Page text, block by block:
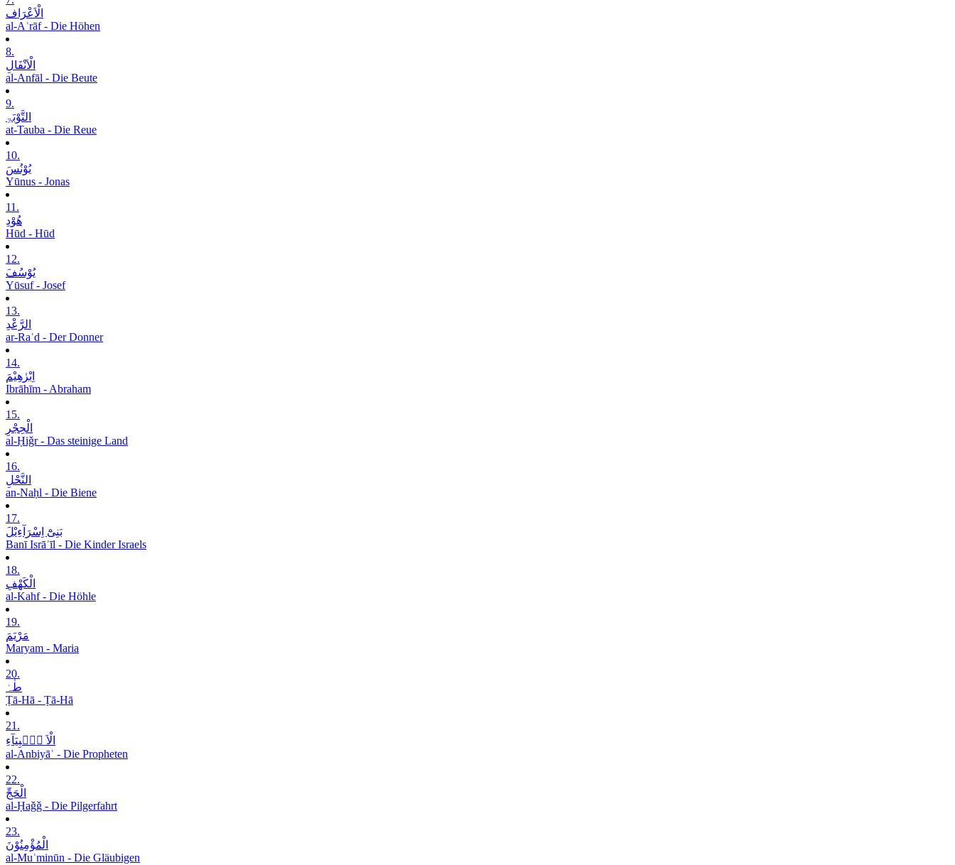
الْاَعْرَاف
al-Aʿrāf - Die Höhen
8.
الْاَنْفَالِ
al-Anfāl - Die Beute
9.
التَّوْبَۃِ
at-Tauba - Die Reue
10.
یُوْنُسَ
Yūnus - Jonas
11.
ھُوْدِ
Hūd - Hūd
12.
یُوْسُفَ
Yūsuf - Josef
13.
الرَّعْدِ
ar-Raʿd - Der Donner
14.
اِبْرٰھِیْمَ
Ibrāhīm - Abraham
15.
الْحِجْرِ
al-Ḥiǧr - Das steinige Land
16.
النَّحْلِ
an-Naḥl - Die Biene
17.
بَنِیْٓ اِسْرَآءِیْلَ
Banī Isrāʾīl - Die Kinder Israels
18.
الْکَھْفِ
al-Kahf - Die Höhle
19.
مَرْیَمَ
Maryam - Maria
20.
طٰہٰ
Ṭā-Hā - Ṭā-Hā
21.
الْاَ نۡۢبِیَآءِ
al-Anbiyāʾ - Die Propheten
22.
الْحَجِّ
al-Ḥaǧǧ - Die Pilgerfahrt
23.
الْمُؤْمِنُوْنَ
al-Muʾminūn - Die Gläubigen